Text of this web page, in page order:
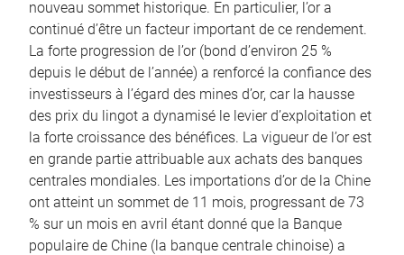
nouveau sommet historique. En particulier, l’or a
continué d’être un facteur important de ce rendement.
La forte progression de l’or (bond d’environ 25 %
depuis le début de l’année) a renforcé la confiance des
investisseurs à l’égard des mines d’or, car la hausse
des prix du lingot a dynamisé le levier d’exploitation et
la forte croissance des bénéfices. La vigueur de l’or est
en grande partie attribuable aux achats des banques
centrales mondiales. Les importations d’or de la Chine
ont atteint un sommet de 11 mois, progressant de 73
% sur un mois en avril étant donné que la Banque
populaire de Chine (la banque centrale chinoise) a